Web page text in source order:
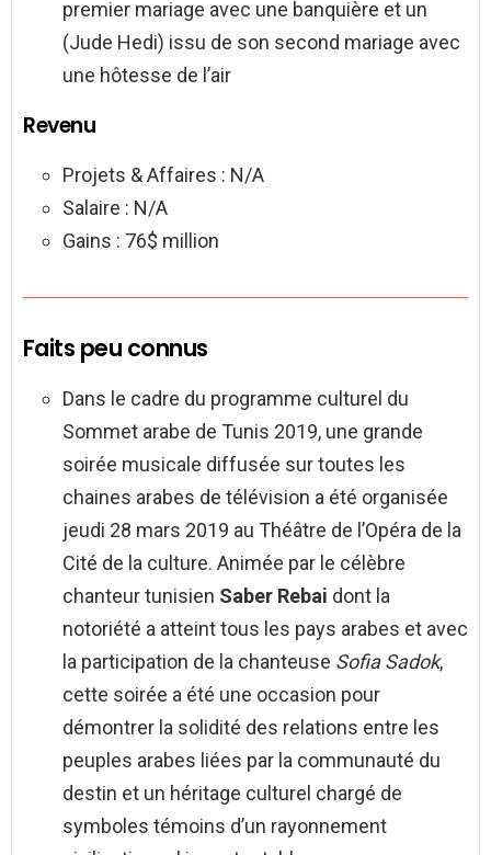
premier mariage avec une banquière et un
(Jude Hedi) issu de son second mariage avec
une hôtesse de l’air
Revenu
Projets & Affaires : N/A
Salaire : N/A
Gains : 76$ million
Faits peu connus
Dans le cadre du programme culturel du
Sommet arabe de Tunis 2019, une grande
soirée musicale diffusée sur toutes les
chaines arabes de télévision a été organisée
jeudi 28 mars 2019 au Théâtre de l’Opéra de la
Cité de la culture. Animée par le célèbre
chanteur tunisien Saber Rebai dont la
notoriété a atteint tous les pays arabes et avec
la participation de la chanteuse Sofia Sadok,
cette soirée a été une occasion pour
démontrer la solidité des relations entre les
peuples arabes liées par la communauté du
destin et un héritage culturel chargé de
symboles témoins d’un rayonnement